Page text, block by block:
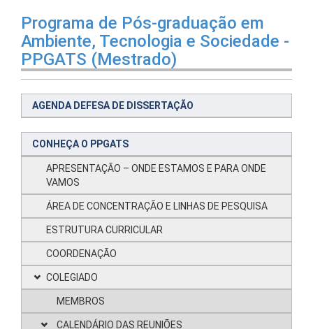
Programa de Pós-graduação em
Ambiente, Tecnologia e Sociedade -
PPGATS (Mestrado)
AGENDA DEFESA DE DISSERTAÇÃO
CONHEÇA O PPGATS
APRESENTAÇÃO – ONDE ESTAMOS E PARA ONDE
VAMOS
ÁREA DE CONCENTRAÇÃO E LINHAS DE PESQUISA
ESTRUTURA CURRICULAR
COORDENAÇÃO
COLEGIADO
MEMBROS
CALENDÁRIO DAS REUNIÕES